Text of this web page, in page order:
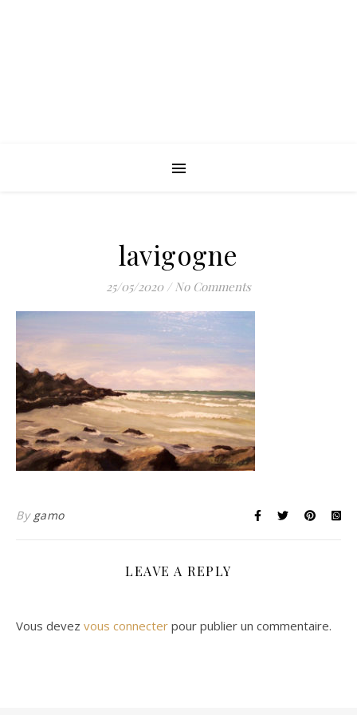
lavigogne
25/05/2020 / No Comments
By gamo
LEAVE A REPLY
Vous devez vous connecter pour publier un commentaire.